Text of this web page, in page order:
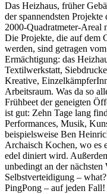
Das Heizhaus, früher
der spannendsten
2000-Quadratmeter-Areal
Die Projekte, die auf dem
werden, sind getragen
Ermächtigung: das
Textilwerkstatt,
Kreative,
Arbeitsraum. Was da so
Frühbeet der geneigten
ist gut: Zehn Tage lang
Performances, Musik,
beispielsweise Ben
Archaisch Kochen, wo es
edel diniert wird.
unbedingt an der
Selbstverteidigung –
PingPong – auf jeden Fall!